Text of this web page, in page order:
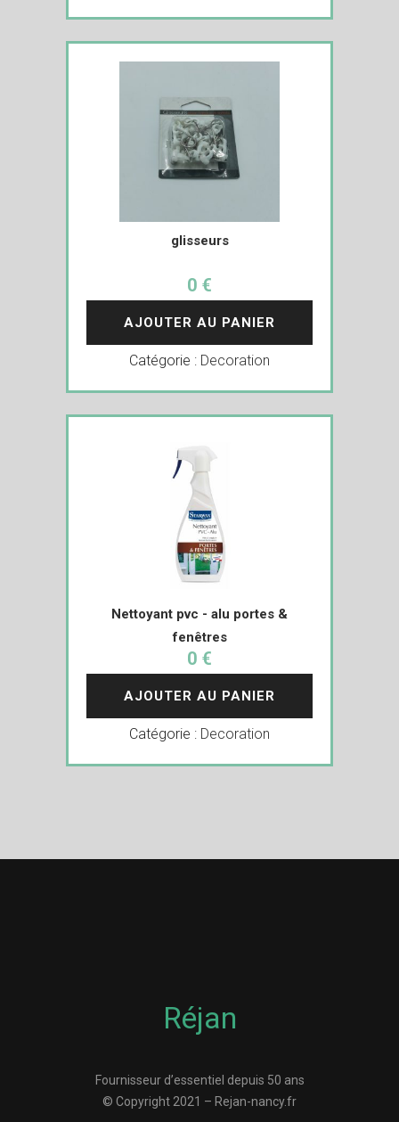
glisseurs
0 €
AJOUTER AU PANIER
Catégorie : Decoration
Nettoyant pvc - alu portes &
fenêtres
0 €
AJOUTER AU PANIER
Catégorie : Decoration
Réjan
Fournisseur d’essentiel depuis 50 ans
© Copyright 2021 – Rejan-nancy.fr